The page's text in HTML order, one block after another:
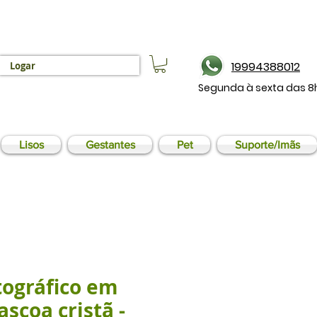
Logar 19994388012
Segunda à sexta das
Lisos Gestantes Pet Suporte/Imãs
em
cristã -